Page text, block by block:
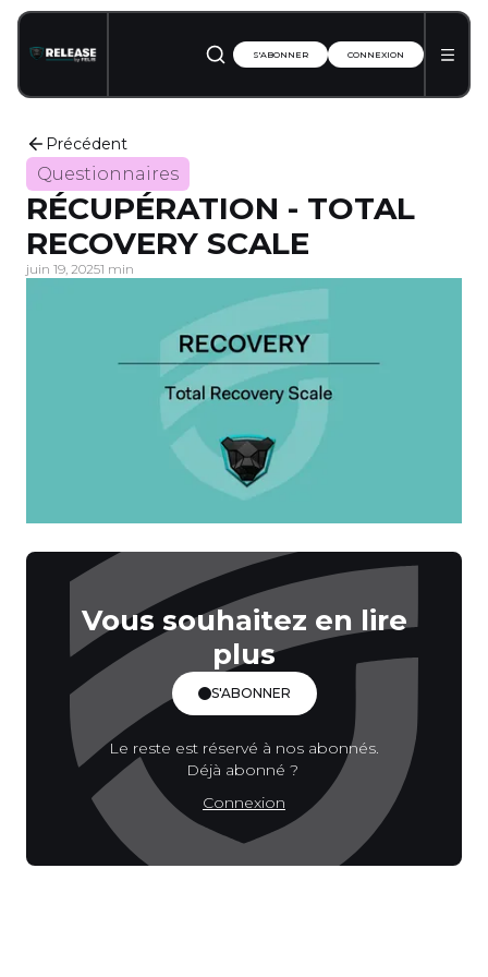
S'ABONNER CONNEXION
Précédent
Questionnaires
RÉCUPÉRATION - TOTAL
RECOVERY SCALE
juin 19, 20251 min
Vous souhaitez en lire
plus
S'ABONNER
Le reste est réservé à nos abonnés.
Déjà abonné ?
Connexion